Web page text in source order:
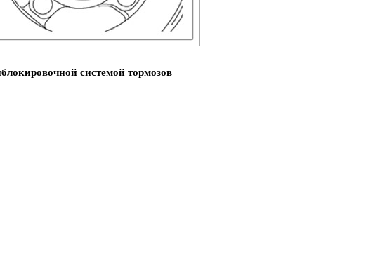
системой тормозов